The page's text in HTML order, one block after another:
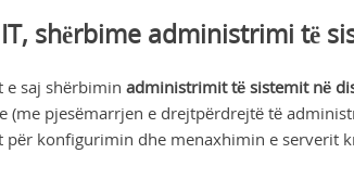
shërbime administrimi të
e saj shërbimin administrimit të sistemit në
pjesëmarrjen e drejtpërdrejtë të
për konfigurimin dhe menaxhimin e serverit